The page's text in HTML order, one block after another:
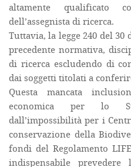
altamente qualificato
dell’assegnista di ricerca.
Tuttavia, la legge 240 del
precedente normativa,
di ricerca escludendo di
dai soggetti titolati a
Questa mancata
economica per lo
dall’impossibilità per i
conservazione della
fondi del Regolamento
indispensabile prevedere